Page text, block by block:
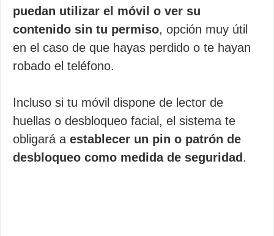
puedan utilizar el móvil o ver su
contenido sin tu permiso, opción muy útil
en el caso de que hayas perdido o te hayan
robado el teléfono.
Incluso si tu móvil dispone de lector de
huellas o desbloqueo facial, el sistema te
obligará a establecer un pin o patrón de
desbloqueo como medida de seguridad .